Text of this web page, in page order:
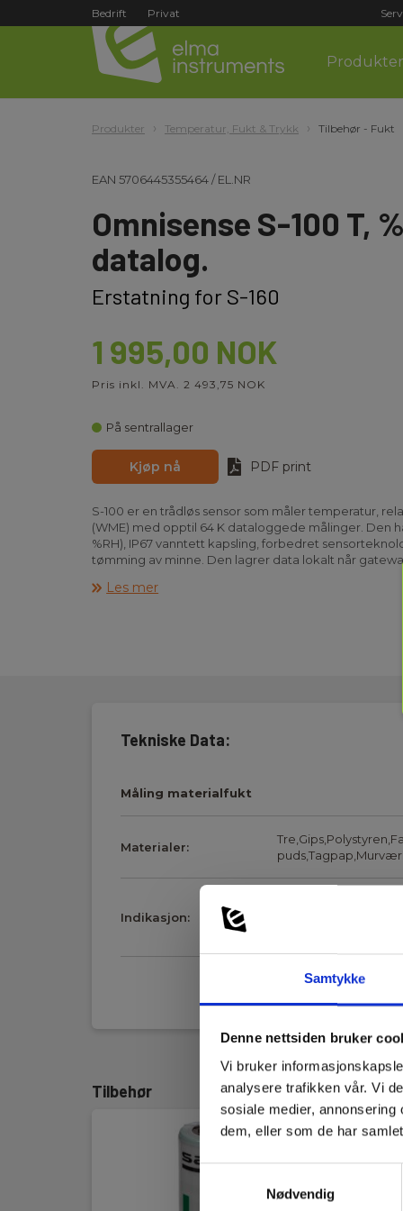
Samtykke
Denne nettsiden bruker
Vi bruker
analysere trafikken vår. Vi
sosiale medier,
dem, eller som de har
Samtykkevalg
Nødvendig
Bedrift Privat
Produkter
Produkter Temperatur, Fukt & Trykk Tilbehør - Fukt
EAN 5706445355464/EL.NR
Omnisense S-100 T,
datalog.
Erstatning for S-160
1 995,00 NOK
Pris inkl. MVA. 2 493,75 NOK
På sentrallager
Kjøp nå PDF print
S-100 er en trådløs sensor som måler temperatur,
(WME) med opptil 64 K dataloggede målinger. Den
%RH), IP67 vanntett kapsling, forbedret
tømming av minne. Den lagrer data lokalt når
Les mer
Tekniske Data:
Måling materialfukt
Materialer:
Indikasjon:
Destruktiv måling:
Måleområde: 0 % - 99 %
Nøyaktighet (± X%): 1.8 %
Tilbehør